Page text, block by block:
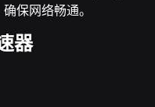
保网络畅通。
器